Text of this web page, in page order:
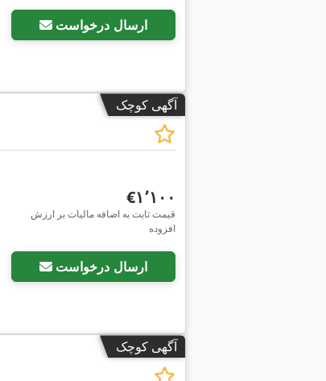
ارسال درخواست
آگهی کوچک
‎€۱٬۱۰۰
قیمت ثابت به اضافه مالیات بر ارزش
افزوده
ارسال درخواست
آگهی کوچک